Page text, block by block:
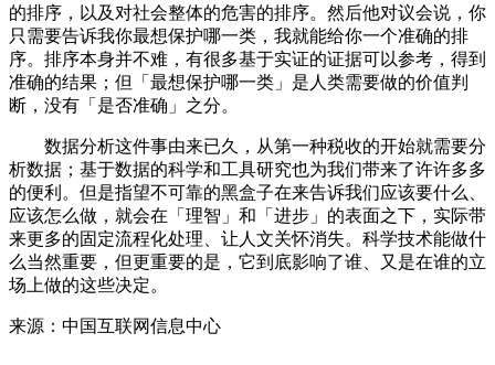
的排序，以及对社会整体的危害的排序。然后他对议会说，你
只需要告诉我你最想保护哪一类，我就能给你一个准确的排
序。排序本身并不难，有很多基于实证的证据可以参考，得到
准确的结果；但「最想保护哪一类」是人类需要做的价值判
断，没有「是否准确」之分。
数据分析这件事由来已久，从第一种税收的开始就需要分
析数据；基于数据的科学和工具研究也为我们带来了许许多多
的便利。但是指望不可靠的黑盒子在来告诉我们应该要什么、
应该怎么做，就会在「理智」和「进步」的表面之下，实际带
来更多的固定流程化处理、让人文关怀消失。科学技术能做什
么当然重要，但更重要的是，它到底影响了谁、又是在谁的立
场上做的这些决定。
来源：中国互联网信息中心